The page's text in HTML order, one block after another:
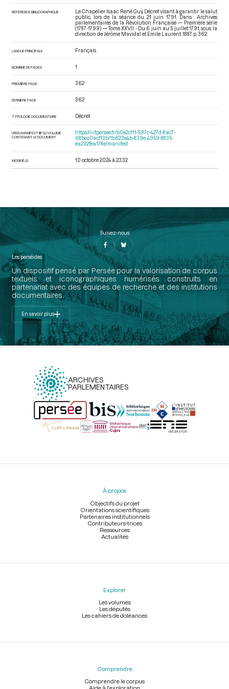
RÉFÉRENCE BIBLIOGRAPHIQUE
Le Chapelier Isaac René Guy. Décret visant à garantir le salut
public, lors de la séance du 21 juin 1791. Dans : Archives
parlementaires de la Révolution Française — Première série
(1787-1799) — Tome XXVII - Du 6 juin au 5 juillet 1791 , sous la
direction de Jérôme Mavidal et Emile Laurent. 1887. p. 362.
LANGUE PRINCIPALE Français
NOMBRE DE PAGES 1
PREMIÈRE PAGE 362
DERNIÈRE PAGE 362
TYPOLOGIE DOCUMENTAIRE Décret
URI DU MANIFEST IIIF DU VOLUME
CONTENANT LE DOCUMENT
https://iiif.persee.fr/b0e2cf11-597c-427d-8ac7-
68bcc0acf13b/1b623e4b-839e-4959-8835-
ea232fea178e/manifest
MODIFIÉ LE 10 octobre 2024 à 23:32
Suivez-nous
Les perséides
Un dispositif pensé par Persée pour la valorisation de corpus
textuels et iconographiques numérisés construits en
partenariat avec des équipes de recherche et des institutions
documentaires.
En savoir plus
ARCHIVES
PARLEMENTAIRES
Menu
À propos
Objectifs du projet
Orientations scientifiques
Partenaires institutionnels
Contributeurs-trices
Ressources
Actualités
Explorer
Les volumes
Les députés
Les cahiers de doléances
Comprendre
Comprendre le corpus